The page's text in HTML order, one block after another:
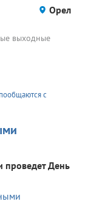
Орел
выходные
с
проведет День